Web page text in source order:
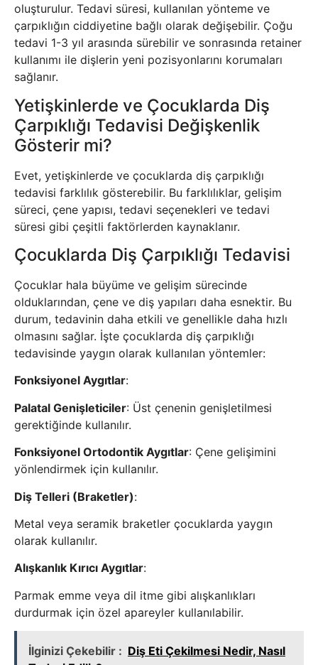
oluşturulur. Tedavi süresi, kullanılan yönteme ve
çarpıklığın ciddiyetine bağlı olarak değişebilir. Çoğu
tedavi 1-3 yıl arasında sürebilir ve sonrasında retainer
kullanımı ile dişlerin yeni pozisyonlarını korumaları
sağlanır.
Yetişkinlerde ve Çocuklarda Diş
Çarpıklığı Tedavisi Değişkenlik
Gösterir mi?
Evet, yetişkinlerde ve çocuklarda diş çarpıklığı
tedavisi farklılık gösterebilir. Bu farklılıklar, gelişim
süreci, çene yapısı, tedavi seçenekleri ve tedavi
süresi gibi çeşitli faktörlerden kaynaklanır.
Çocuklarda Diş Çarpıklığı Tedavisi
Çocuklar hala büyüme ve gelişim sürecinde
olduklarından, çene ve diş yapıları daha esnektir. Bu
durum, tedavinin daha etkili ve genellikle daha hızlı
olmasını sağlar. İşte çocuklarda diş çarpıklığı
tedavisinde yaygın olarak kullanılan yöntemler:
Fonksiyonel Aygıtlar:
Palatal Genişleticiler: Üst çenenin genişletilmesi
gerektiğinde kullanılır.
Fonksiyonel Ortodontik Aygıtlar: Çene gelişimini
yönlendirmek için kullanılır.
Diş Telleri (Braketler):
Metal veya seramik braketler çocuklarda yaygın
olarak kullanılır.
Alışkanlık Kırıcı Aygıtlar:
Parmak emme veya dil itme gibi alışkanlıkları
durdurmak için özel apareyler kullanılabilir.
İlginizi Çekebilir : Diş Eti Çekilmesi Nedir, Nasıl